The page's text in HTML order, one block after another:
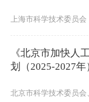
上海市科学技术委员会
《北京市加快人
划（2025-2027
北京市科学技术委员